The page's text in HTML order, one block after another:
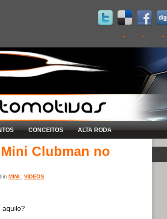
CONCEITOS ALTA RODA
Clubman no
in MINI VIDEOS
aquilo?